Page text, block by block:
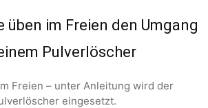
Freien – unter Anleitung wird der
eingesetzt.